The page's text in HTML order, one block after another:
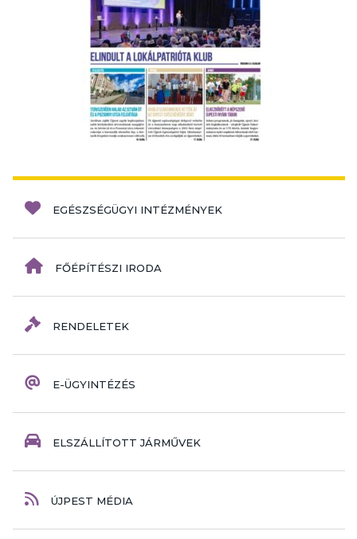
EGÉSZSÉGÜGYI INTÉZMÉNYEK
FŐÉPÍTÉSZI IRODA
RENDELETEK
E-ÜGYINTÉZÉS
ELSZÁLLÍTOTT JÁRMŰVEK
ÚJPEST MÉDIA